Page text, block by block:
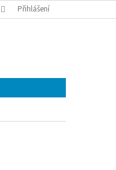
REKLAMACE
Přihlášení